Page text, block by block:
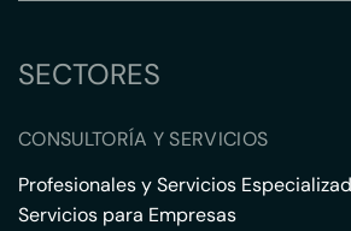
SECTORES
CONSULTORÍA Y SERVICIOS
Profesionales y Servicios
Servicios para Empresas